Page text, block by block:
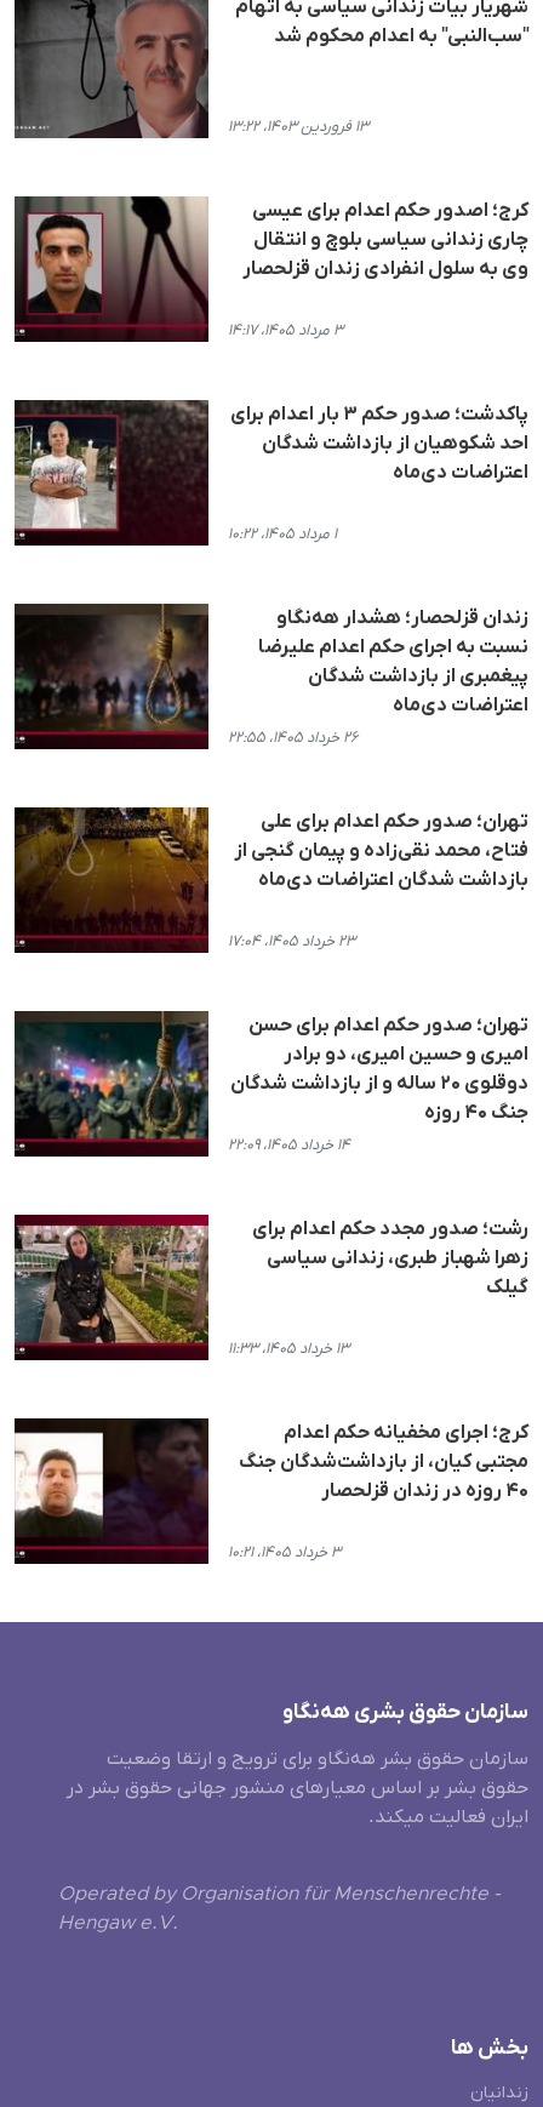
شهریار بیات زندانی سیاسی به اتهام
"سب‌النبی" به اعدام محکوم شد
۱۳ فروردین ۱۴۰۳، ۱۳:۲۲
کرج؛ اصدور حکم اعدام برای عیسی
چاری زندانی سیاسی بلوچ و انتقال
وی به سلول انفرادی زندان قزلحصار
۳ مرداد ۱۴۰۵، ۱۴:۱۷
پاکدشت؛ صدور حکم ۳ بار اعدام برای
احد شکوهیان از بازداشت‌ شدگان
اعتراضات دی‌ماه
۱ مرداد ۱۴۰۵، ۱۰:۲۲
زندان قزلحصار؛ هشدار هه‌نگاو
نسبت به اجرای حکم اعدام علیرضا
پیغمبری از بازداشت شدگان
اعتراضات دی‌ماه
۲۶ خرداد ۱۴۰۵، ۲۲:۵۵
تهران؛ صدور حکم اعدام برای علی
فتاح، محمد نقی‌زاده و پیمان گنجی از
بازداشت شدگان اعتراضات دی‌ماه
۲۳ خرداد ۱۴۰۵، ۱۷:۰۴
تهران؛ صدور حکم اعدام برای حسن
امیری و حسین امیری، دو برادر
دوقلوی ۲۰ ساله و از بازداشت شدگان
جنگ ۴۰ روزه
۱۴ خرداد ۱۴۰۵، ۲۲:۰۹
رشت؛ صدور مجدد حکم اعدام برای
زهرا شهباز طبری، زندانی سیاسی
گیلک
۱۳ خرداد ۱۴۰۵، ۱۱:۳۳
کرج؛ اجرای مخفیانه حکم اعدام
مجتبی کیان، از بازداشت‌شدگان جنگ
۴۰ روزه در زندان قزلحصار
۳ خرداد ۱۴۰۵، ۱۰:۲۱
سازمان حقوق بشری هەنگاو
سازمان حقوق بشر هه‌نگاو برای ترویج و ارتقا وضعیت
حقوق بشر بر اساس معیارهای منشور جهانی حقوق بشر در
ایران فعالیت میکند.
Operated by Organisation für Menschenrechte -
Hengaw e.V.
بخش ها
زندانیان